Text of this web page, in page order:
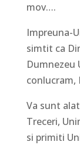
mov….
Impreuna-
simtit ca
Dumnezeu
conlucram,
Va sunt
Treceri,
si primiti